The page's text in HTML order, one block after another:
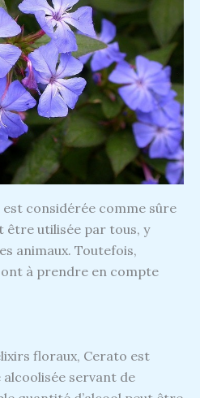
est considérée comme sûre
être utilisée par tous, y
animaux. Toutefois,
à prendre en compte
floraux, Cerato est
alcoolisée servant de